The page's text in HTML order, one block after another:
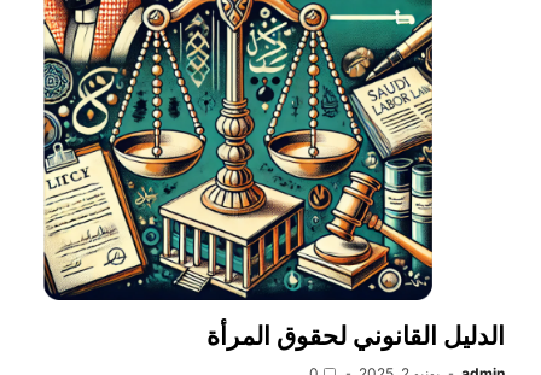
الدليل القانوني لحقوق المرأة